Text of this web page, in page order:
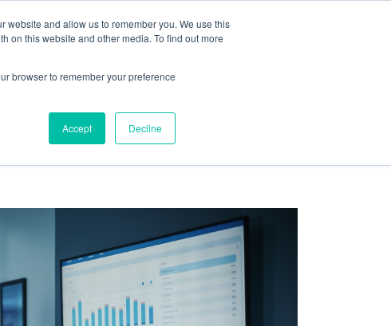
website and allow us to remember you. We use this
on this website and other media. To find out more
browser to remember your preference
Accept Decline